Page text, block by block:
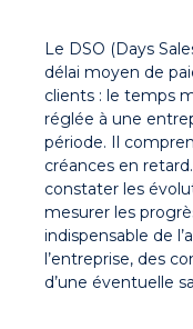
Le DSO (Days
délai moyen de
clients : le temps
réglée à une
période. Il
créances en
constater les
mesurer les
indispensable de
l’entreprise, des
d’une éventuelle